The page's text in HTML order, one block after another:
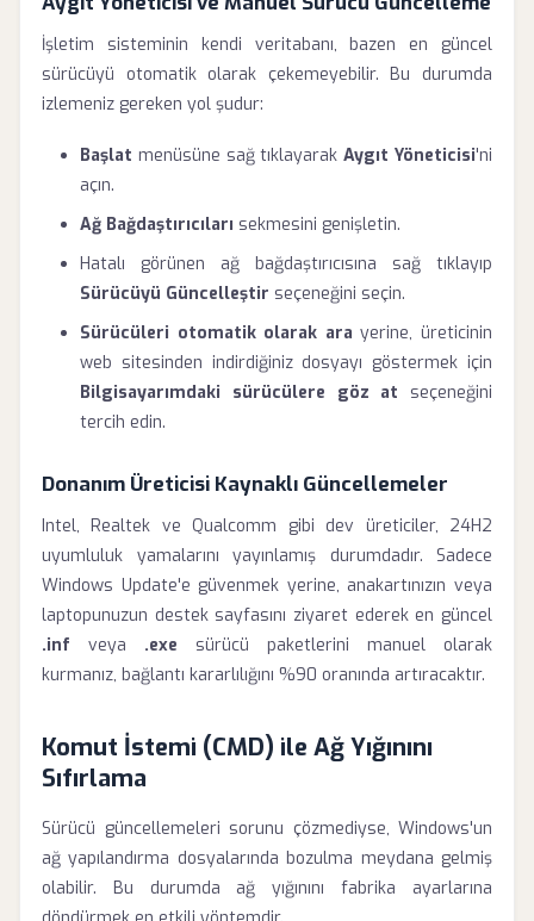
İşletim sisteminin kendi veritabanı, bazen en güncel
sürücüyü otomatik olarak çekemeyebilir. Bu durumda
izlemeniz gereken yol şudur:
Başlat menüsüne sağ tıklayarakAygıt Yöneticisi'ni
açın.
Ağ Bağdaştırıcıları sekmesini genişletin.
Hatalı görünen ağ bağdaştırıcısına sağ tıklayıp
Sürücüyü Güncelleştir seçeneğini seçin.
Sürücüleri otomatik olarak ara yerine, üreticinin
web sitesinden indirdiğiniz dosyayı göstermek için
Bilgisayarımdaki sürücülere göz at seçeneğini
tercih edin.
Donanım Üreticisi Kaynaklı Güncellemeler
Intel, Realtek ve Qualcomm gibi dev üreticiler, 24H2
uyumluluk yamalarını yayınlamış durumdadır. Sadece
Windows Update'e güvenmek yerine, anakartınızın veya
laptopunuzun destek sayfasını ziyaret ederek en güncel
.inf veya .exe sürücü paketlerini manuel olarak
kurmanız, bağlantı kararlılığını %90 oranında artıracaktır.
Komut İstemi (CMD) ile Ağ Yığınını
Sıfırlama
Sürücü güncellemeleri sorunu çözmediyse, Windows'un
ağ yapılandırma dosyalarında bozulma meydana gelmiş
olabilir. Bu durumda ağ yığınını fabrika ayarlarına